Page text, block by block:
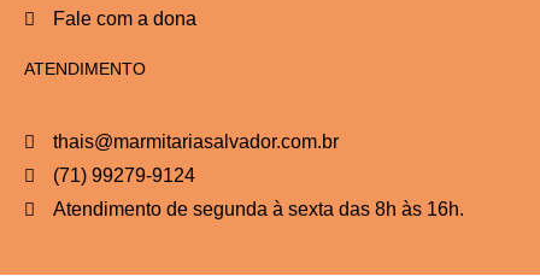
Fale com a dona
ATENDIMENTO
thais@marmitariasalvador.com.br
(71) 99279-9124
Atendimento de segunda à sexta das 8h às 16h.